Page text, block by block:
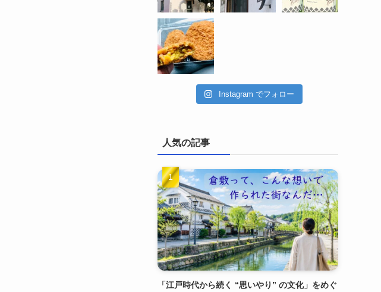
Instagram でフォロー
人気の記事
「江戸時代から続く “思いやり” の文化」をめぐ